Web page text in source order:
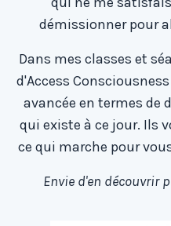
démissionner pour
Dans mes classes et
d'Access
avancée en termes de
qui existe à ce jour. Ils
ce qui marche pour
Envie d'en découvrir